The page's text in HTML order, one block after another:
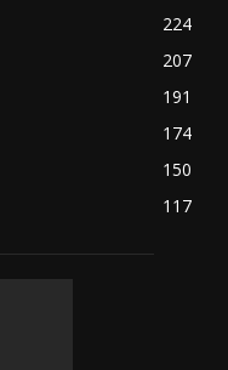
224
207
191
174
150
117